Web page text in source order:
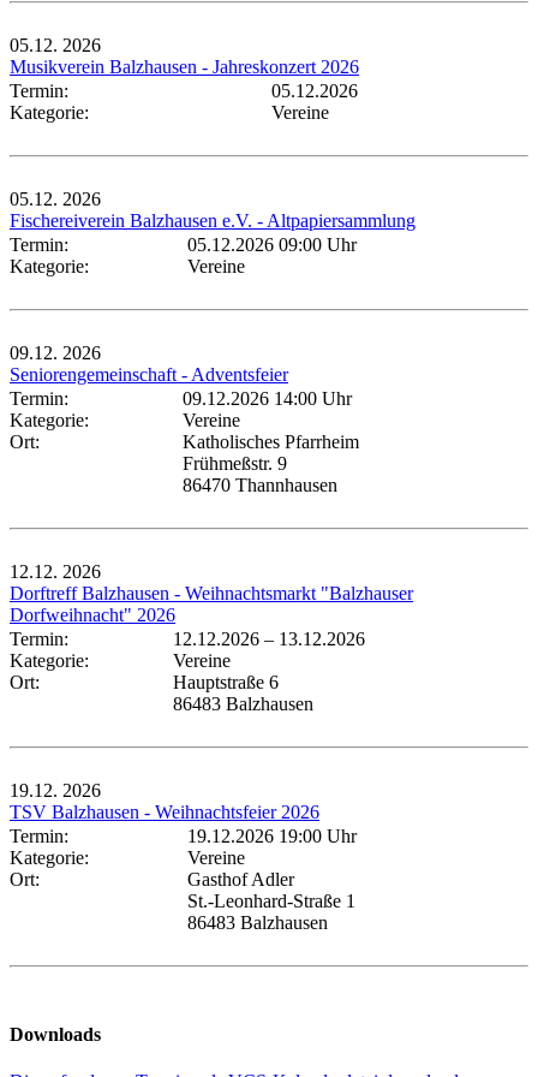
05.12. 2026
Musikverein Balzhausen - Jahreskonzert 2026
Termin:
05.12.2026
Kategorie:
Vereine
05.12. 2026
Fischereiverein Balzhausen e.V. - Altpapiersammlung
Termin:
05.12.2026 09:00 Uhr
Kategorie:
Vereine
09.12. 2026
Seniorengemeinschaft - Adventsfeier
Termin:
09.12.2026 14:00 Uhr
Kategorie:
Vereine
Ort:
Katholisches Pfarrheim
Frühmeßstr. 9
86470 Thannhausen
12.12. 2026
Dorftreff Balzhausen - Weihnachtsmarkt "Balzhauser
Dorfweihnacht" 2026
Termin:
12.12.2026 – 13.12.2026
Kategorie:
Vereine
Ort:
Hauptstraße 6
86483 Balzhausen
19.12. 2026
TSV Balzhausen - Weihnachtsfeier 2026
Termin:
19.12.2026 19:00 Uhr
Kategorie:
Vereine
Ort:
Gasthof Adler
St.-Leonhard-Straße 1
86483 Balzhausen
Downloads